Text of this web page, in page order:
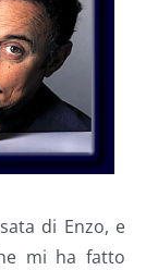
di Enzo, e
mi ha fatto